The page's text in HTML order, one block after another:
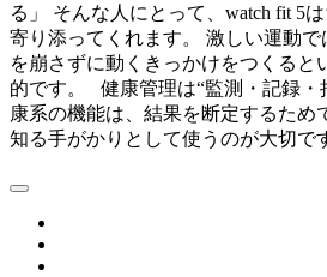
る」 そんな人にとって、watch fit 5
寄り添ってくれます。 激しい運動
を崩さずに動くきっかけをつくると
的です。 健康管理は“監測・記録・
康系の機能は、結果を断定するため
知る手がかりとして使うのが大切で